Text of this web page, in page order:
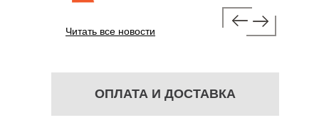
Читать все новости
ОПЛАТА И ДОСТАВКА